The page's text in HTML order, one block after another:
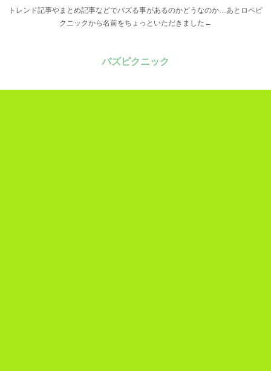
トレンド記事やまとめ記事などでバズる事があるのかどうなのか…あとロペピ
クニックから名前をちょっといただきました←
バズピクニック